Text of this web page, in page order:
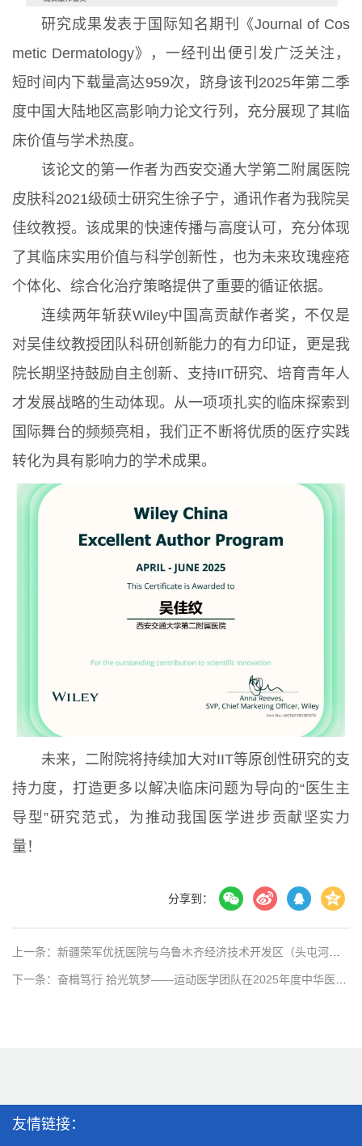
研究成果发表于国际知名期刊《Journal of Cos
metic Dermatology》，一经刊出便引发广泛关注，
短时间内下载量高达959次，跻身该刊2025年第二季
度中国大陆地区高影响力论文行列，充分展现了其临
床价值与学术热度。
该论文的第一作者为西安交通大学第二附属医院
皮肤科2021级硕士研究生徐子宁，通讯作者为我院吴
佳纹教授。该成果的快速传播与高度认可，充分体现
了其临床实用价值与科学创新性，也为未来玫瑰痤疮
个体化、综合化治疗策略提供了重要的循证依据。
连续两年斩获Wiley中国高贡献作者奖，不仅是
对吴佳纹教授团队科研创新能力的有力印证，更是我
院长期坚持鼓励自主创新、支持IIT研究、培育青年人
才发展战略的生动体现。从一项项扎实的临床探索到
国际舞台的频频亮相，我们正不断将优质的医疗实践
转化为具有影响力的学术成果。
未来，二附院将持续加大对IIT等原创性研究的支
持力度，打造更多以解决临床问题为导向的“医生主
导型”研究范式，为推动我国医学进步贡献坚实力
量！
分享到：
上一条：新疆荣军优抚医院与乌鲁木齐经济技术开发区（头屯河区）第一人民医院来院参访交流
下一条：奋楫笃行 拾光筑梦——运动医学团队在2025年度中华医学会运动医学分会学术会议上取得丰硕成果
友情链接：